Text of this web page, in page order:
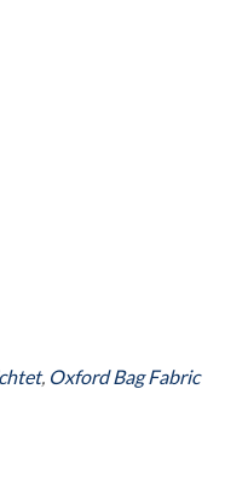
, Oxford Bag Fabric